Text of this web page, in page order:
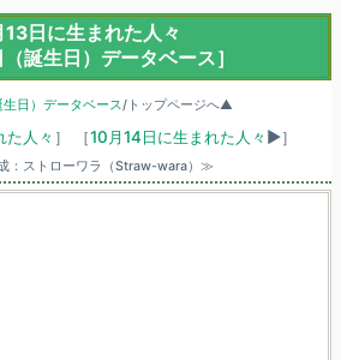
日に生まれた人々
（誕生日）データベース］
日）データベース/トップページへ▲
た人々 ］ ［10月14日に生まれた人々 ▶］
：ストローワラ（Straw-wara）≫